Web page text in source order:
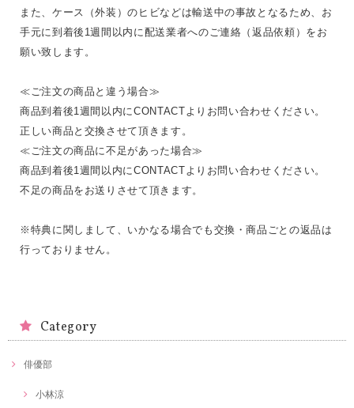
また、ケース（外装）のヒビなどは輸送中の事故となるため、お
手元に到着後1週間以内に配送業者へのご連絡（返品依頼）をお
願い致します。
≪ご注文の商品と違う場合≫
商品到着後1週間以内にCONTACTよりお問い合わせください。
正しい商品と交換させて頂きます。
≪ご注文の商品に不足があった場合≫
商品到着後1週間以内にCONTACTよりお問い合わせください。
不足の商品をお送りさせて頂きます。
※特典に関しまして、いかなる場合でも交換・商品ごとの返品は
行っておりません。
Category
俳優部
小林涼